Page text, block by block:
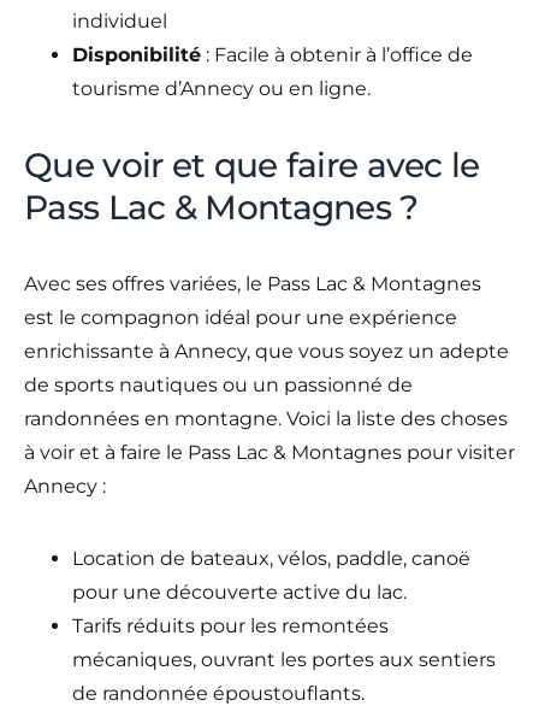
individuel
Disponibilité : Facile à obtenir à l’office de
tourisme d’Annecy ou en ligne.
Que voir et que faire avec le
Pass Lac & Montagnes ?
Avec ses offres variées, le Pass Lac & Montagnes
est le compagnon idéal pour une expérience
enrichissante à Annecy, que vous soyez un adepte
de sports nautiques ou un passionné de
randonnées en montagne. Voici la liste des choses
à voir et à faire le Pass Lac & Montagnes pour visiter
Annecy :
Location de bateaux, vélos, paddle, canoë
pour une découverte active du lac.
Tarifs réduits pour les remontées
mécaniques, ouvrant les portes aux sentiers
de randonnée époustouflants.